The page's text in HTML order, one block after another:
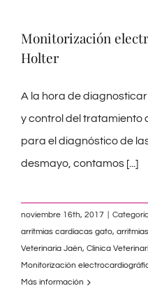
Monitorización
Holter
A la hora de
y control del tratamiento
para el diagnóstico de
desmayo, contamos [...]
noviembre 16th, 2017
arritmias cardíacas gato,
Veterinaria Jaén, Clinica
Monitorización
Más información